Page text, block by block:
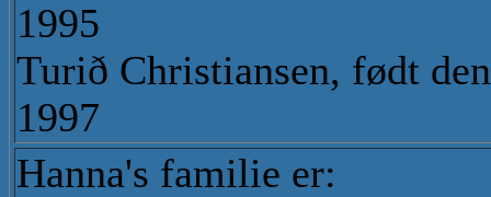
1995
Turið Christiansen, født
1997
Hanna's familie er: